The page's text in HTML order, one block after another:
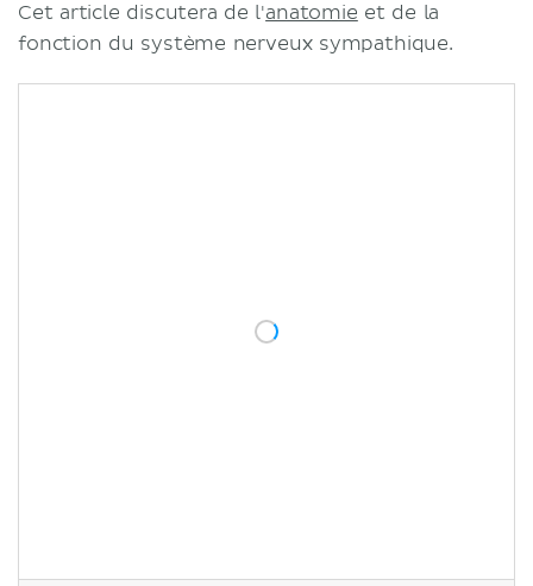
Cet article discutera de l'anatomie et de la
fonction du système nerveux sympathique.